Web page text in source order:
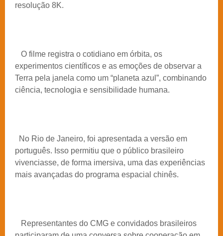
resolução 8K.
O filme registra o cotidiano em órbita, os
experimentos científicos e as emoções de observar a
Terra pela janela como um “planeta azul”, combinando
ciência, tecnologia e sensibilidade humana.
No Rio de Janeiro, foi apresentada a versão em
português. Isso permitiu que o público brasileiro
vivenciasse, de forma imersiva, uma das experiências
mais avançadas do programa espacial chinês.
Representantes do CMG e convidados brasileiros